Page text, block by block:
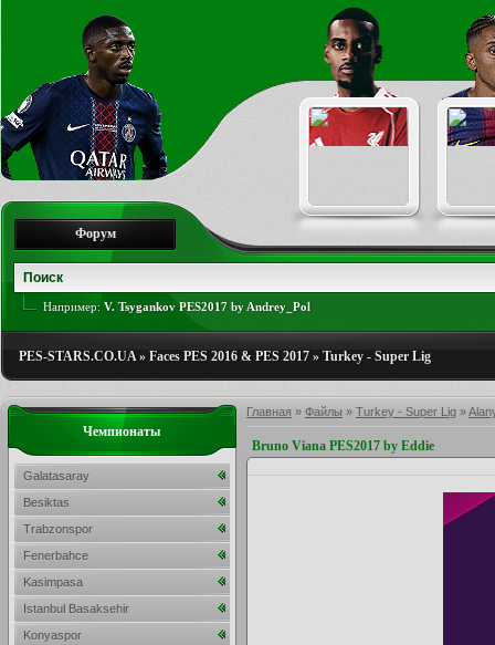
Форум
Например: V. Tsygankov PES2017 by Andrey_Pol
PES-STARS.CO.UA» Faces PES 2016 & PES 2017 » Turkey - Super Lig
Главная » Файлы » Turkey - Super Lig »
Bruno Viana PES2017 by Eddie
Чемпионаты
Galatasaray
Besiktas
Trabzonspor
Fenerbahce
Kasimpasa
Istanbul Basaksehir
Konyaspor